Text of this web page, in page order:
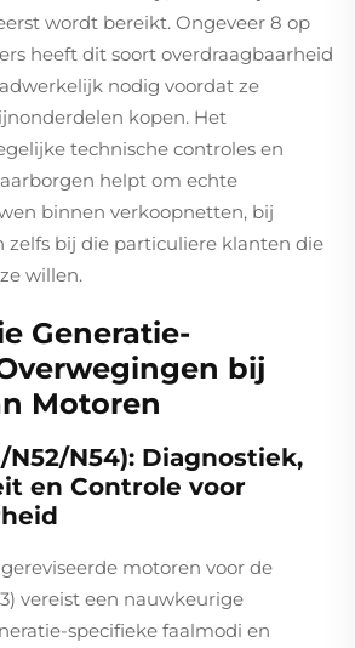
wordt bereikt. Ongeveer 8 op
heeft dit soort overdraagbaarheid
nodig voordat ze
kopen. Het
technische controles en
helpt om echte
binnen verkoopnetten, bij
zelfs bij die particuliere klanten die
willen.
Generatie-
bij
Motoren
N52/N54): Diagnostiek,
en Controle voor
motoren voor de
vereist een nauwkeurige
specifieke faalmodi en